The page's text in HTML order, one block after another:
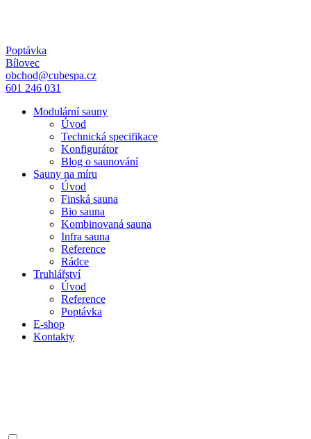
Poptávka
Bílovec
obchod@cubespa.cz
601 246 031
Modulární sauny
Úvod
Technická specifikace
Konfigurátor
Blog o saunování
Sauny na míru
Úvod
Finská sauna
Bio sauna
Kombinovaná sauna
Infra sauna
Reference
Rádce
Truhlářství
Úvod
Reference
Poptávka
E-shop
Kontakty